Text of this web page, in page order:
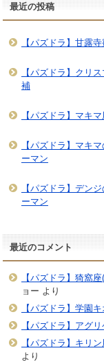
最近の投稿
【パズドラ】甘露
【パズドラ】クリ
補
【パズドラ】マキ
【パズドラ】マキ
ーマン
【パズドラ】デン
ーマン
最近のコメント
【パズドラ】猗窩
ョー より
【パズドラ】学園
【パズドラ】アグ
【パズドラ】キリ
より